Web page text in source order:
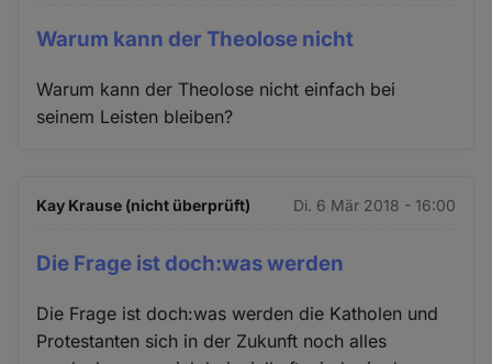
Warum kann der Theolose nicht
Warum kann der Theolose nicht einfach bei
seinem Leisten bleiben?
Kay Krause (nicht überprüft) Di. 6 Mär 2018 - 16:00
Die Frage ist doch:was werden
Die Frage ist doch:was werden die Katholen und
Protestanten sich in der Zukunft noch alles